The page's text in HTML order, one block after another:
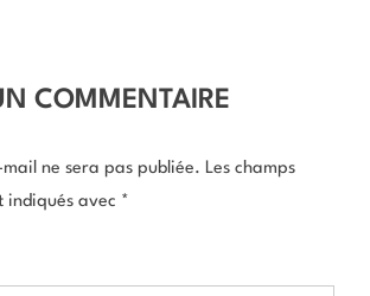
COMMENTAIRE
ne sera pas publiée. Les champs
indiqués avec *